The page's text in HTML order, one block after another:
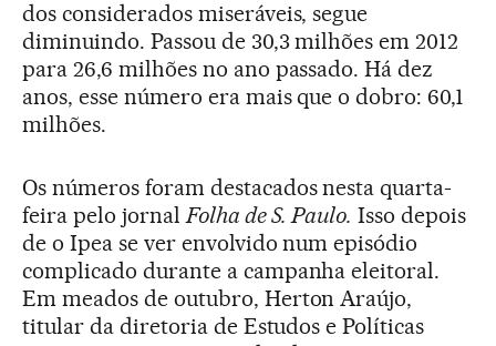
dos considerados miseráveis, segue
diminuindo. Passou de 30,3 milhões em 2012
para 26,6 milhões no ano passado. Há dez
anos, esse número era mais que o dobro: 60,1
milhões.
Os números foram destacados nesta quarta-
feira pelo jornal Folha de S. Paulo. Isso depois
de o Ipea se ver envolvido num episódio
complicado durante a campanha eleitoral.
Em meados de outubro, Herton Araújo,
titular da diretoria de Estudos e Políticas